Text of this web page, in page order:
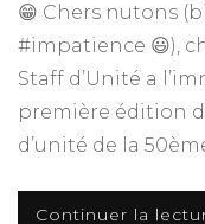
😁 Chers nutons
#impatience 😃),
Staff d’Unité a
première édition
d’unité de la
Continuer la